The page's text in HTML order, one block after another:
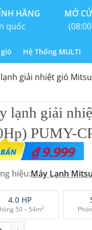
HÃNG
quốc
MỞ
Hệ Thống MULTI
giải nhiệt gió
lạnh giải
PUMY-
₫9.999
hiệu:Máy Lạnh
4.0 HP
50 – 54m2
giải nhiệt gió